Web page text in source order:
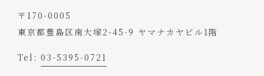
〒170-0005
東京都豊島区南大塚2-45-9 ヤマナカヤビル1階
Tel: 03-5395-0721